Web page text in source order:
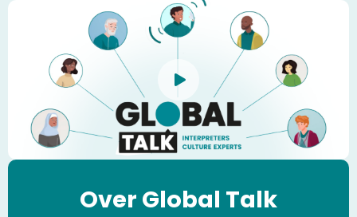
Close
video
Over Global Talk